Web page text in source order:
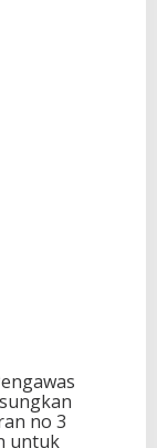
no 3
untuk